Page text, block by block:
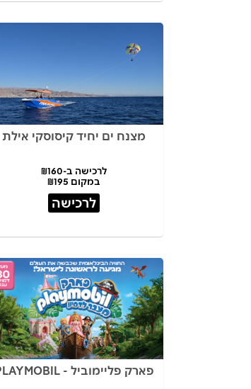
מצנח ים יחיד קיסוסקי אילת
לרכישה ב-₪160
במקום ₪195
לרכישה
פארק פליימוביל - PLAYMOBIL